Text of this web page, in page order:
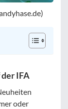
IFA
oder